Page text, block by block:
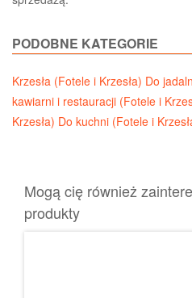
PODOBNE KATEGORIE
Krzesła (Fotele i Krzesła) Do
kawiarni i restauracji (Fotele i
Krzesła) Do kuchni (Fotele i
Mogą cię również
produkty